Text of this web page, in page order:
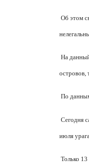
Об этом
На
островов,
По
Сегодня
июля
Только